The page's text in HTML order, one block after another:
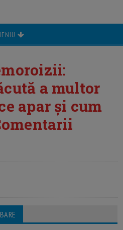
a multor
apar și cum